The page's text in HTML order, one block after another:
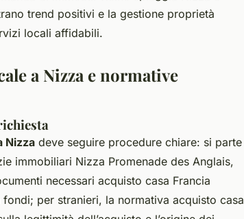
trend positivi e la gestione proprietà
locali affidabili.
a Nizza e normative
Nizza deve seguire procedure chiare: si parte
immobiliari Nizza Promenade des Anglais,
necessari acquisto casa Francia
per stranieri, la normativa acquisto casa